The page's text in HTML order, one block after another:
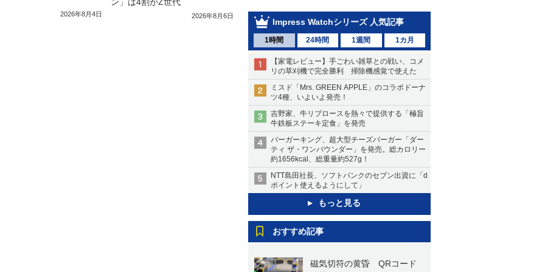
Impress Watchシリーズ 人気記事
1時間 24時間 1週間 1カ月
【家電レビュー】手ごわい雑草との戦い、コメ
リの草刈機で完全勝利 掃除機感覚で使えた
ミスド「Mrs. GREEN APPLE」のコラボドーナ
ツ4種、いよいよ発売！
吉野家、牛リブロースを熱々で提供する「極旨
牛鉄板ステーキ定食」を発売
バーガーキング、超大型チーズバーガー「ダー
ティ ザ・ワンパウンダー」を発売。総カロリー
約1656kcal、総重量約527g！
NTT島田社長、ソフトバンクのセブン出資に「d
ポイント使えるようにして」
もっと見る
おすすめ記事
磁気切符の黄昏 QRコード
2026年8月4日 2026年8月6日